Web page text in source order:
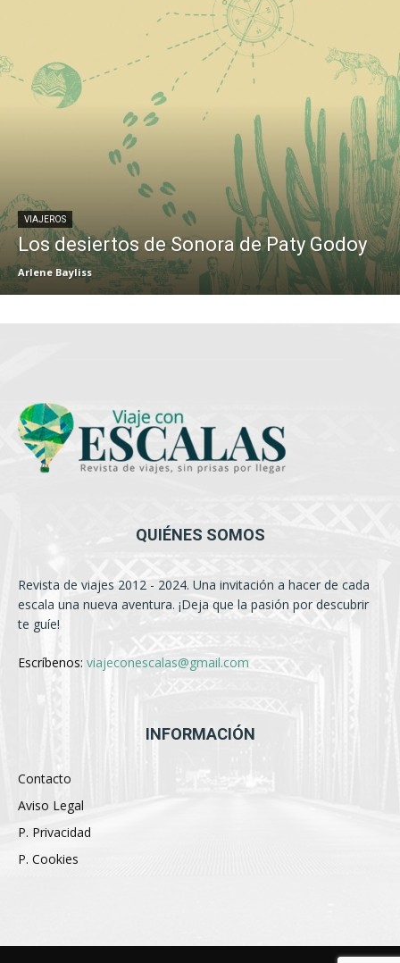
VIAJEROS
Los desiertos de Sonora de Paty Godoy
Arlene Bayliss
QUIÉNES SOMOS
Revista de viajes 2012 - 2024. Una invitación a hacer de cada
escala una nueva aventura. ¡Deja que la pasión por descubrir
te guíe!
Escríbenos: viajeconescalas@gmail.com
INFORMACIÓN
Contacto
Aviso Legal
P. Privacidad
P. Cookies